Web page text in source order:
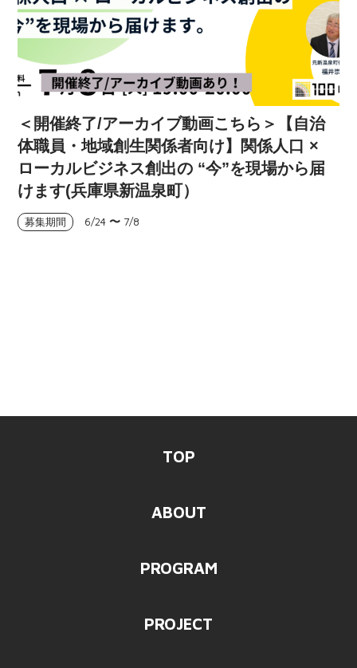
＜開催終了/アーカイブ動画こちら＞【自治
体職員・地域創生関係者向け】関係人口 ×
ローカルビジネス創出の “今”を現場から届
けます(兵庫県新温泉町）
募集期間 6/24 〜 7/8
TOP
ABOUT
PROGRAM
PROJECT